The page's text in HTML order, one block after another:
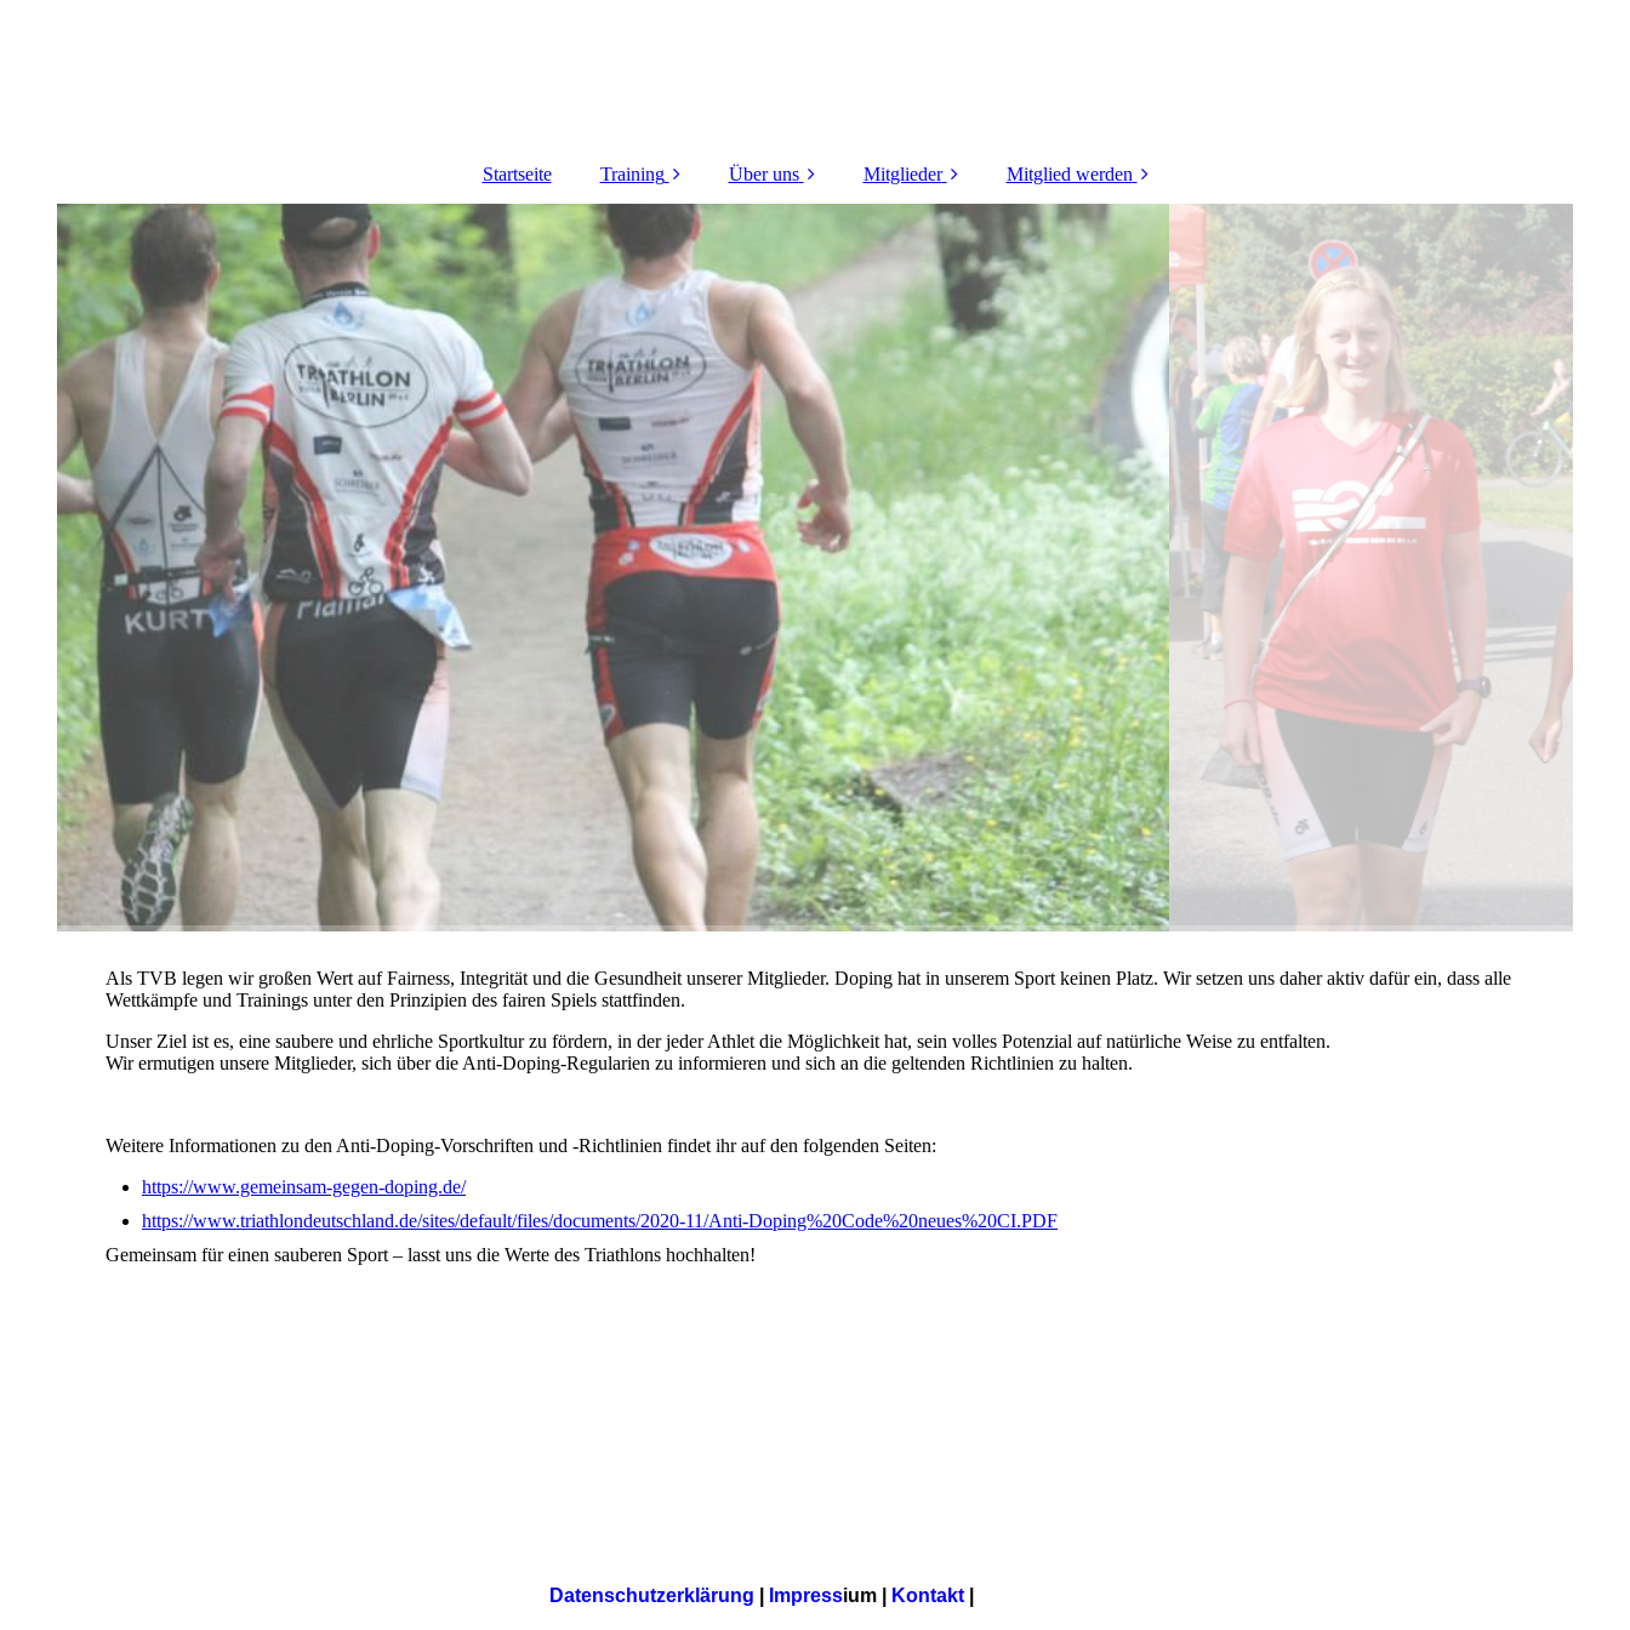
Startseite Training
Jugend
Frauen
Freizeitsport
Über uns
Trainer
Liga
Athlet:innen Blog
Social Media
Mitglieder
Vereinskleidung
Startpass
Klubraum
Vereins Kalender
Mitglied werden
Kontakt
Dokumente
BT Angebote
Als TVB legen wir großen Wert auf Fairness, Integrität und die Gesundheit unserer Mitglieder. Doping hat in unserem Sport keinen Platz. Wir setzen uns daher aktiv dafür ein, dass alle
Wettkämpfe und Trainings unter den Prinzipien des fairen Spiels stattfinden.
Unser Ziel ist es, eine saubere und ehrliche Sportkultur zu fördern, in der jeder Athlet die Möglichkeit hat, sein volles Potenzial auf natürliche Weise zu entfalten.
Wir ermutigen unsere Mitglieder, sich über die Anti-Doping-Regularien zu informieren und sich an die geltenden Richtlinien zu halten.
Weitere Informationen zu den Anti-Doping-Vorschriften und -Richtlinien findet ihr auf den folgenden Seiten:
https://www.gemeinsam-gegen-doping.de/
https://www.triathlondeutschland.de/sites/default/files/documents/2020-11/Anti-Doping%20Code%20neues%20CI.PDF
Gemeinsam für einen sauberen Sport – lasst uns die Werte des Triathlons hochhalten!
Datenschutzerklärung Impressium | Kontakt